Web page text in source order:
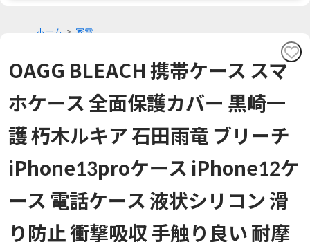
ホーム 家電
OAGG BLEACH 携帯ケース スマ
ホケース 全面保護カバー 黒崎一
護 朽木ルキア 石田雨竜 ブリーチ
iPhone13proケース iPhone12ケ
ース 電話ケース 液状シリコン 滑
り防止 衝撃吸収 手触り良い 耐摩